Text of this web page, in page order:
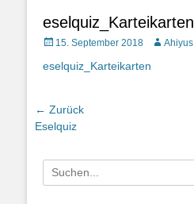
eselquiz_Karteikarten
Posted
15. September 2018 AutorAhiyus
eselquiz_Karteikarten
Beitragsnavigation
← Zurück
Vorheriger
Eselquiz
Suche
nach: